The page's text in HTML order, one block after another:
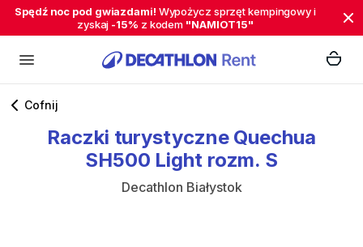
Spędź noc pod gwiazdami! Wypożycz sprzęt kempingowy i
zyskaj -15% z kodem "NAMIOT15"
Cofnij
Raczki turystyczne Quechua
SH500 Light rozm. S
Decathlon Białystok